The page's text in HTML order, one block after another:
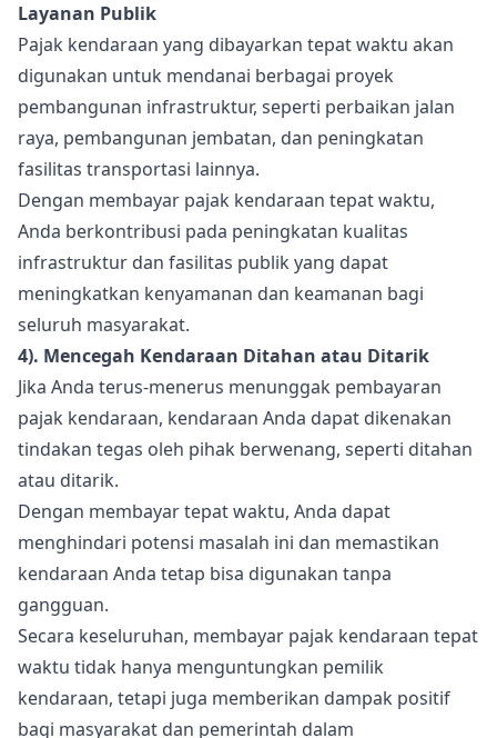
Layanan Publik
Pajak kendaraan yang dibayarkan tepat waktu akan
digunakan untuk mendanai berbagai proyek
pembangunan infrastruktur, seperti perbaikan jalan
raya, pembangunan jembatan, dan peningkatan
fasilitas transportasi lainnya.
Dengan membayar pajak kendaraan tepat waktu,
Anda berkontribusi pada peningkatan kualitas
infrastruktur dan fasilitas publik yang dapat
meningkatkan kenyamanan dan keamanan bagi
seluruh masyarakat.
4). Mencegah Kendaraan Ditahan atau Ditarik
Jika Anda terus-menerus menunggak pembayaran
pajak kendaraan, kendaraan Anda dapat dikenakan
tindakan tegas oleh pihak berwenang, seperti ditahan
atau ditarik.
Dengan membayar tepat waktu, Anda dapat
menghindari potensi masalah ini dan memastikan
kendaraan Anda tetap bisa digunakan tanpa
gangguan.
Secara keseluruhan, membayar pajak kendaraan tepat
waktu tidak hanya menguntungkan pemilik
kendaraan, tetapi juga memberikan dampak positif
bagi masyarakat dan pemerintah dalam